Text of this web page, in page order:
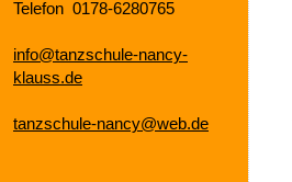
Telefon 0178-6280765
info@tanzschule-nancy-
klauss.de
tanzschule-nancy@web.de